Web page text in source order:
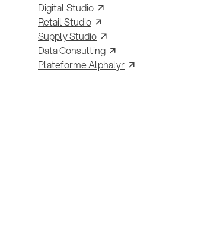
Digital Studio
Retail Studio
Supply Studio
Data Consulting
Plateforme Alphalyr